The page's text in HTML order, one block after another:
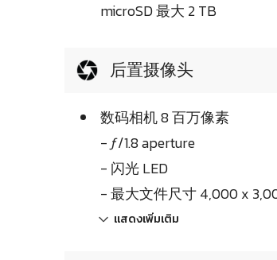
microSD 最大 2 TB
后置摄像头
数码相机 8 百万像素
- ƒ/1.8 aperture
- 闪光 LED
- 最大文件尺寸 4,000 x
แสดงเพิ่มเติม